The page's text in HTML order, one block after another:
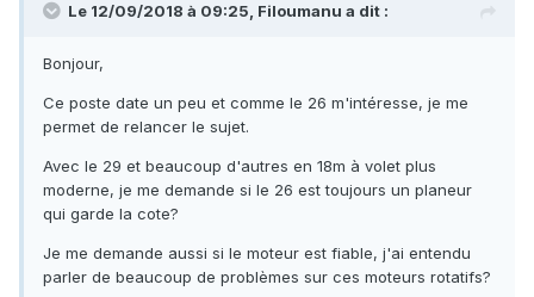
Le 12/09/2018 à 09:25, Filoumanu a dit :
Bonjour,
Ce poste date un peu et comme le 26 m'intéresse, je me
permet de relancer le sujet.
Avec le 29 et beaucoup d'autres en 18m à volet plus
moderne, je me demande si le 26 est toujours un planeur
qui garde la cote?
Je me demande aussi si le moteur est fiable, j'ai entendu
parler de beaucoup de problèmes sur ces moteurs rotatifs?